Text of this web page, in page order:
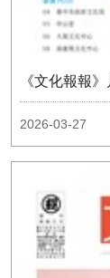
《文化報報
2026-03-27